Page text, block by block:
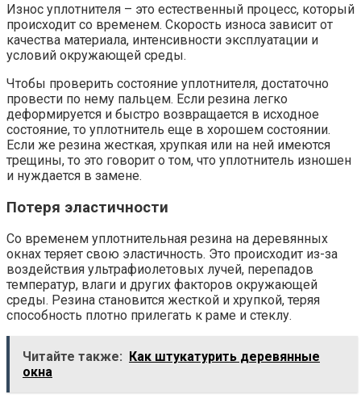
Износ уплотнителя – это естественный процесс, который
происходит со временем. Скорость износа зависит от
качества материала, интенсивности эксплуатации и
условий окружающей среды.
Чтобы проверить состояние уплотнителя, достаточно
провести по нему пальцем. Если резина легко
деформируется и быстро возвращается в исходное
состояние, то уплотнитель еще в хорошем состоянии.
Если же резина жесткая, хрупкая или на ней имеются
трещины, то это говорит о том, что уплотнитель изношен
и нуждается в замене.
Потеря эластичности
Со временем уплотнительная резина на деревянных
окнах теряет свою эластичность. Это происходит из-за
воздействия ультрафиолетовых лучей, перепадов
температур, влаги и других факторов окружающей
среды. Резина становится жесткой и хрупкой, теряя
способность плотно прилегать к раме и стеклу.
Читайте также:
Как штукатурить деревянные
окна